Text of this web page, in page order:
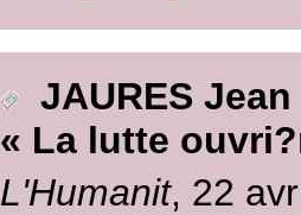
JAURES Jean
« La lutte
L'Humanit, 22